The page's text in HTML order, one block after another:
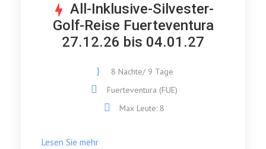
All-Inklusive-Silvester-
Golf-Reise Fuerteventura
27.12.26 bis 04.01.27
8 Nächte/ 9 Tage
Fuerteventura (FUE)
Max Leute: 8
Lesen Sie mehr